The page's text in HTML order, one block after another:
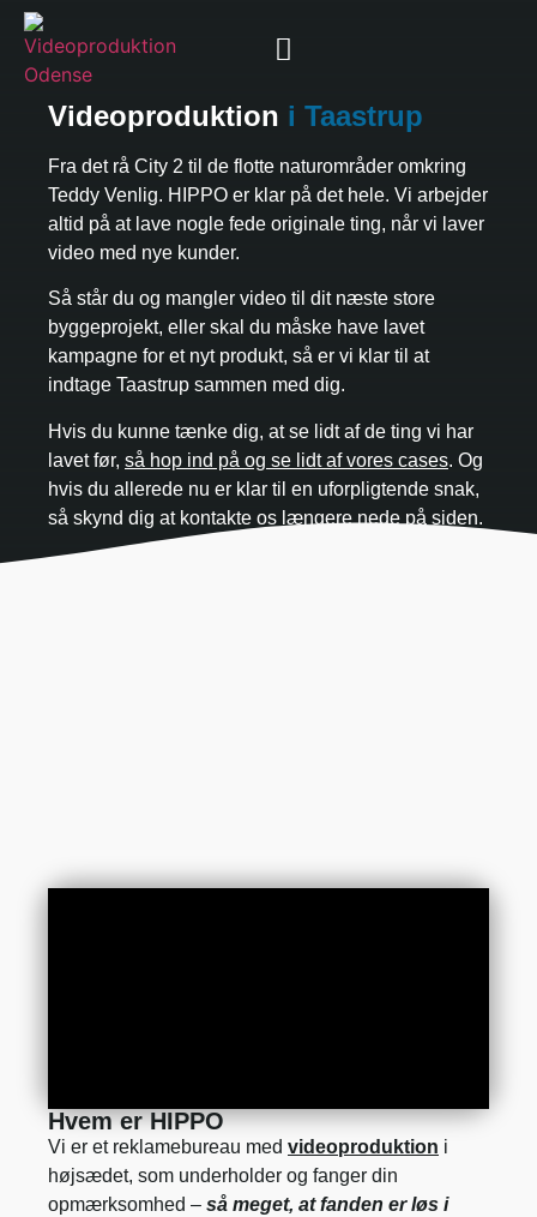
Videoproduktion i Taastrup
Fra det rå City 2 til de flotte naturområder omkring
Teddy Venlig. HIPPO er klar på det hele. Vi arbejder
altid på at lave nogle fede originale ting, når vi laver
video med nye kunder.
Så står du og mangler video til dit næste store
byggeprojekt, eller skal du måske have lavet
kampagne for et nyt produkt, så er vi klar til at
indtage Taastrup sammen med dig.
Hvis du kunne tænke dig, at se lidt af de ting vi har
lavet før, så hop ind på og se lidt af vores cases. Og
hvis du allerede nu er klar til en uforpligtende snak,
så skynd dig at kontakte os længere nede på siden.
Hvem er HIPPO
Vi er et reklamebureau med videoproduktion i
højsædet, som underholder og fanger din
opmærksomhed – så meget, at fanden er løs i